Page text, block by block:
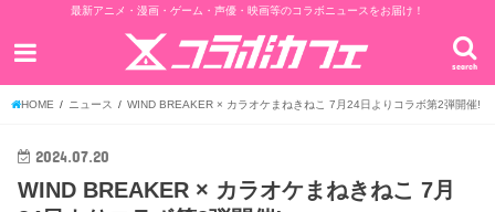
最新アニメ・漫画・ゲーム・声優・映画等のコラボニュースをお届け！
search
HOME ニュース WIND BREAKER × カラオケまねきねこ 7月24日よりコラボ第2弾開催!
2024.07.20
WIND BREAKER × カラオケまねきねこ 7月